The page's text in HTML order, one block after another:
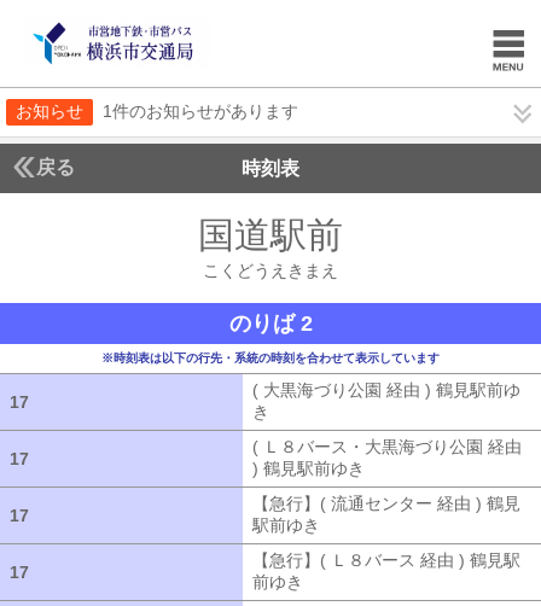
お知らせ 1件のお知らせがあります
戻る 時刻表
国道駅前
こくどうえきまえ
のりば 2
※時刻表は以下の行先・系統の時刻を合わせて表示しています
17
( 大黒海づり公園 経由 ) 鶴見駅前ゆ
き
17
( Ｌ８バース・大黒海づり公園 経由
) 鶴見駅前ゆき
17
【急行】( 流通センター 経由 ) 鶴見
駅前ゆき
17
【急行】( Ｌ８バース 経由 ) 鶴見駅
前ゆき